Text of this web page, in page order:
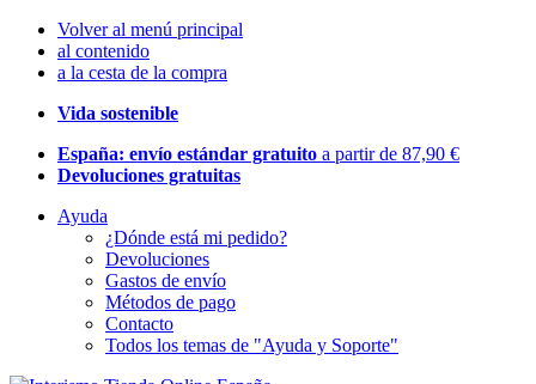
Volver al menú principal
al contenido
a la cesta de la compra
Vida sostenible
España: envío estándar gratuito a partir de 87,90 €
Devoluciones gratuitas
Ayuda
¿Dónde está mi pedido?
Devoluciones
Gastos de envío
Métodos de pago
Contacto
Todos los temas de "Ayuda y Soporte"